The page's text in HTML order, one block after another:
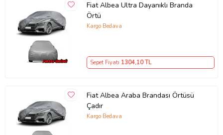
Su geçirmeyen ancak nefes alabilen özel nano teknolojiyle üretilen
kumaştan imal edilir.
-40 ile +60 derece arasında sorunsuz kullanılabilir.
Çetin doğa koşullarına kolay teslim olmaz, uzun ömürlüdür.
Fiat Albea Ultra Dayanıklı Branda
Örtü
Kargo Bedava
Sepet Fiyatı 1304,10 TL
Fiat Albea Araba Brandası Örtüsü
Çadır
Kargo Bedava